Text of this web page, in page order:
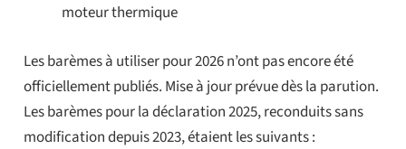
moteur thermique
Les barèmes à utiliser pour 2026 n’ont pas encore été
officiellement publiés. Mise à jour prévue dès la parution.
Les barèmes pour la déclaration 2025, reconduits sans
modification depuis 2023, étaient les suivants :